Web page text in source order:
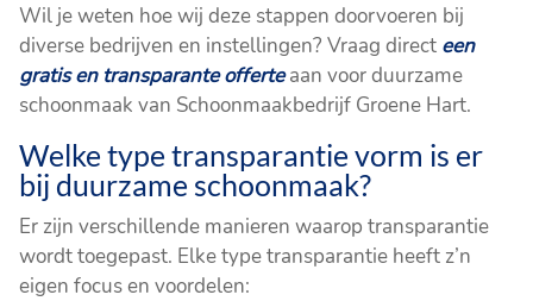
Wil je weten hoe wij deze stappen doorvoeren bij
diverse bedrijven en instellingen? Vraag direct een
gratis en transparante offerteaan voor duurzame
schoonmaak van Schoonmaakbedrijf Groene Hart.
Welke type transparantie vorm is er
bij duurzame schoonmaak?
Er zijn verschillende manieren waarop transparantie
wordt toegepast. Elke type transparantie heeft z’n
eigen focus en voordelen: